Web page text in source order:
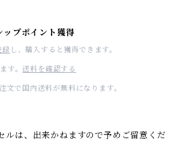
プポイント獲得
録 し、購入すると獲得できます。
す。送料を確認する
で国内送料が無料になります。
ルは、出来かねますので予めご留意くだ